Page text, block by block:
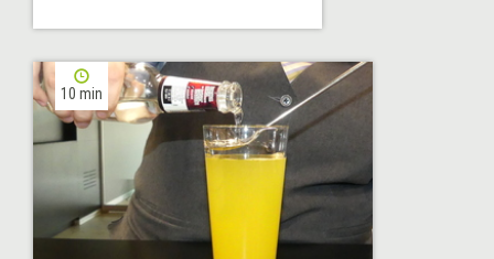
10 min